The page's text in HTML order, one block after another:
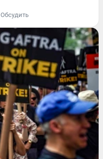
Обсудить